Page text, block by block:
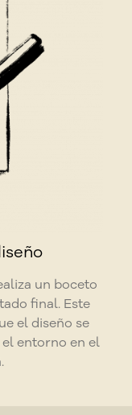
un boceto
final. Este
el diseño se
entorno en el